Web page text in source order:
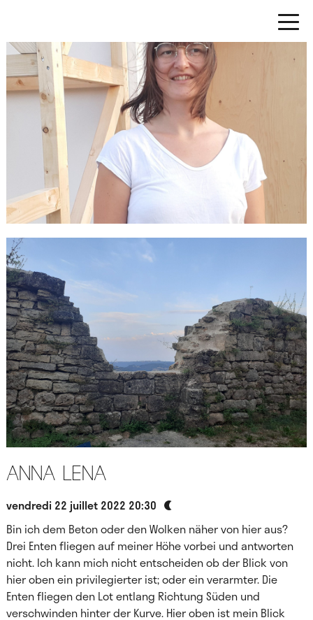
Anna Lena
vendredi 22 juillet 2022 20:30
Bin ich dem Beton oder den Wolken näher von hier aus?
Drei Enten fliegen auf meiner Höhe vorbei und antworten
nicht. Ich kann mich nicht entscheiden ob der Blick von
hier oben ein privilegierter ist; oder ein verarmter. Die
Enten fliegen den Lot entlang Richtung Süden und
verschwinden hinter der Kurve. Hier oben ist mein Blick